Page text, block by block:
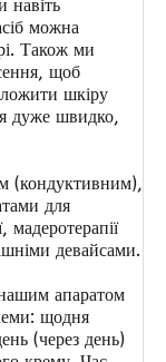
навіть
можна
Також ми
щоб
шкіру
дуже швидко,
(кондуктивним),
для
мадеротерапії
девайсами.
апаратом
щодня
(через день)